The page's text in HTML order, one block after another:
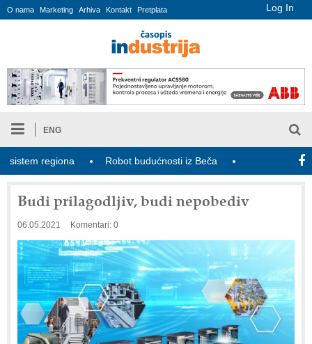
Log In
O nama Marketing Arhiva Kontakt Pretplata
ENG
regiona Robot budućnosti iz Beča Generacija Z
Budi prilagodljiv, budi nepobediv
06.05.2021 Komentari: 0